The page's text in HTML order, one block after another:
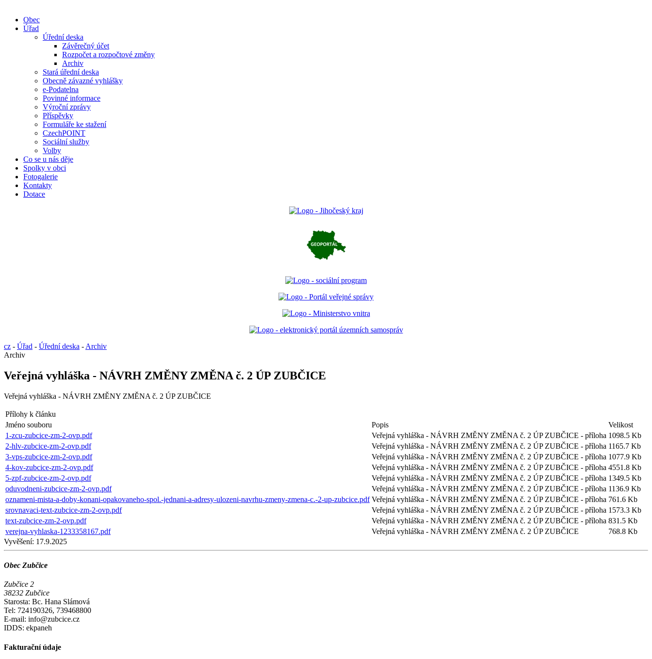
Obec
Úřad
Úřední deska
Závěrečný účet
Rozpočet a rozpočtové změny
Archiv
Stará úřední deska
Obecně závazné vyhlášky
e-Podatelna
Povinné informace
Výroční zprávy
Příspěvky
Formuláře ke stažení
CzechPOINT
Sociální služby
Volby
Co se u nás děje
Spolky v obci
Fotogalerie
Kontakty
Dotace
cz - Úřad - Úřední deska - Archiv
Archiv
Veřejná vyhláška - NÁVRH ZMĚNY ZMĚNA č. 2 ÚP ZUBČICE
Veřejná vyhláška - NÁVRH ZMĚNY ZMĚNA č. 2 ÚP ZUBČICE
Přílohy k článku
Jméno souboru
Popis
Velikost
1-zcu-zubcice-zm-2-ovp.pdf
Veřejná vyhláška - NÁVRH ZMĚNY ZMĚNA č. 2 ÚP ZUBČICE - příloha 1098.5 Kb
2-hlv-zubcice-zm-2-ovp.pdf
Veřejná vyhláška - NÁVRH ZMĚNY ZMĚNA č. 2 ÚP ZUBČICE - příloha 1165.7 Kb
3-vps-zubcice-zm-2-ovp.pdf
Veřejná vyhláška - NÁVRH ZMĚNY ZMĚNA č. 2 ÚP ZUBČICE - příloha 1077.9 Kb
4-kov-zubcice-zm-2-ovp.pdf
Veřejná vyhláška - NÁVRH ZMĚNY ZMĚNA č. 2 ÚP ZUBČICE - příloha 4551.8 Kb
5-zpf-zubcice-zm-2-ovp.pdf
Veřejná vyhláška - NÁVRH ZMĚNY ZMĚNA č. 2 ÚP ZUBČICE - příloha 1349.5 Kb
oduvodneni-zubcice-zm-2-ovp.pdf
Veřejná vyhláška - NÁVRH ZMĚNY ZMĚNA č. 2 ÚP ZUBČICE - příloha 1136.9 Kb
oznameni-mista-a-doby-konani-opakovaneho-spol.-jednani-a-adresy-ulozeni-navrhu-zmeny-zmena-c.-2-up-zubcice.pdf Veřejná vyhláška - NÁVRH ZMĚNY ZMĚNA č. 2 ÚP ZUBČICE - příloha 761.6 Kb
srovnavaci-text-zubcice-zm-2-ovp.pdf
Veřejná vyhláška - NÁVRH ZMĚNY ZMĚNA č. 2 ÚP ZUBČICE - příloha 1573.3 Kb
text-zubcice-zm-2-ovp.pdf
Veřejná vyhláška - NÁVRH ZMĚNY ZMĚNA č. 2 ÚP ZUBČICE - příloha 831.5 Kb
verejna-vyhlaska-1233358167.pdf
Veřejná vyhláška - NÁVRH ZMĚNY ZMĚNA č. 2 ÚP ZUBČICE
768.8 Kb
Vyvěšení: 17.9.2025
Obec Zubčice
Zubčice 2
38232 Zubčice
Starosta: Bc. Hana Slámová
Tel: 724190326, 739468800
E-mail: info@zubcice.cz
IDDS: ekpaneh
Fakturační údaje